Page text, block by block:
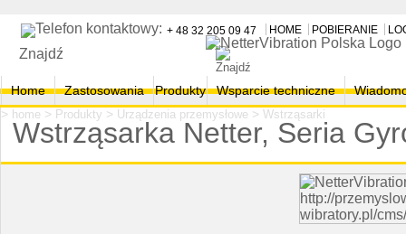
+ 48 32 205 09 47 HOME POBIERANIE
Znajdź
Home Zastosowania Produkty Wsparcie techniczne
> home > Produkty > Urządzenia przemysłowe > Wstrząsarki
Wstrząsarka Netter, Seria